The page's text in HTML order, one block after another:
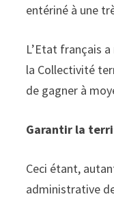
entériné à une
L’Etat français
la Collectivité
de gagner à
Garantir la
Ceci étant,
administrative